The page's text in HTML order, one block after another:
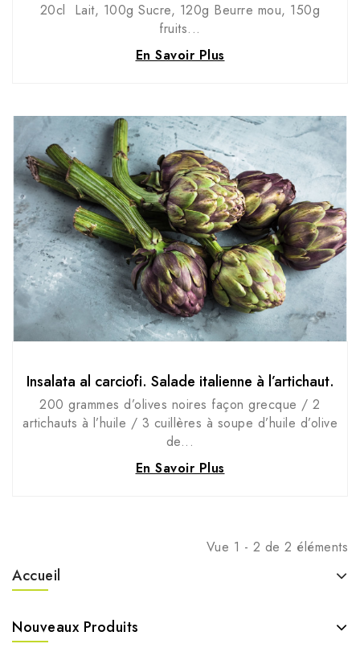
20cl Lait, 100g Sucre, 120g Beurre mou, 150g
fruits...
En Savoir Plus
Insalata al carciofi. Salade italienne à l’artichaut.
200 grammes d’olives noires façon grecque / 2
artichauts à l’huile / 3 cuillères à soupe d’huile d’olive
de...
En Savoir Plus
Vue 1 - 2 de 2 éléments
Accueil
Nouveaux Produits